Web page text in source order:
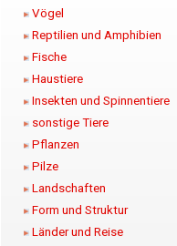
Vögel
Reptilien und Amphibien
Fische
Haustiere
Insekten und Spinnentiere
sonstige Tiere
Pflanzen
Pilze
Landschaften
Form und Struktur
Länder und Reise